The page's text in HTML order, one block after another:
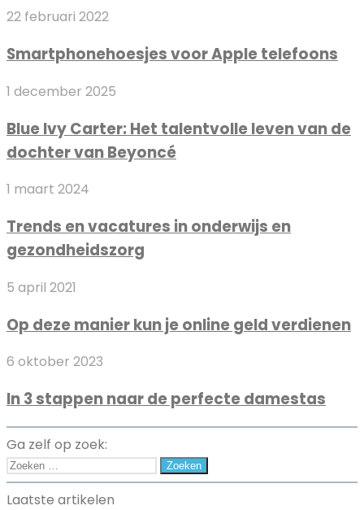
je
tuin
Smartphonehoesjes
Apple
22 februari 2022
Smartphonehoesjes voor Apple telefoons
Blue
Carter:
Het
leven
de
dochter
Beyoncé
1 december 2025
Blue Ivy Carter: Het talentvolle leven van de
dochter van Beyoncé
Trends
vacatures
in
en
1 maart 2024
Trends en vacatures in onderwijs en
gezondheidszorg
Op
manier
je
online
geld
verdienen
5 april 2021
Op deze manier kun je online geld verdienen
In
stappen
naar
de
perfecte
damestas
6 oktober 2023
In 3 stappen naar de perfecte damestas
Ga zelf op zoek:
Zoeken
naar:
Laatste artikelen